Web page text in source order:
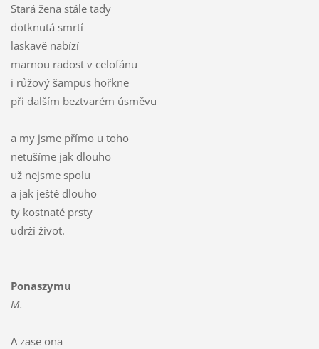
Stará žena stále tady
dotknutá smrtí
laskavě nabízí
marnou radost v celofánu
i růžový šampus hořkne
při dalším beztvarém úsměvu
a my jsme přímo u toho
netušíme jak dlouho
už nejsme spolu
a jak ještě dlouho
ty kostnaté prsty
udrží život.
Ponaszymu
M.
A zase ona